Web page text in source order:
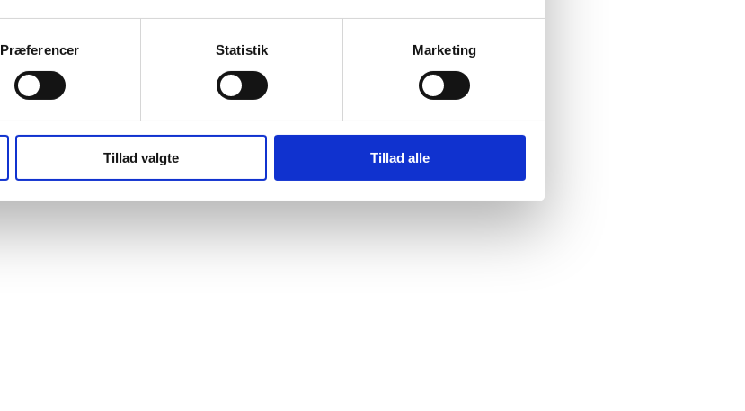
Præferencer Statistik Marketing
Tillad valgte Tillad alle